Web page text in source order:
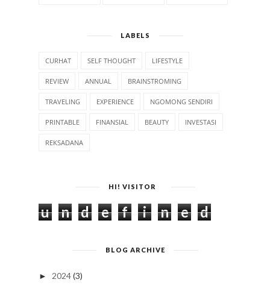
LABELS
CURHAT SELF THOUGHT LIFESTYLE
REVIEW ANNUAL BRAINSTROMING
TRAVELING EXPERIENCE NGOMONG SENDIRI
PRINTABLE FINANSIAL BEAUTY INVESTASI
REKSADANA
HI! VISITOR
u n d e f i n e d
BLOG ARCHIVE
► 2024(3)